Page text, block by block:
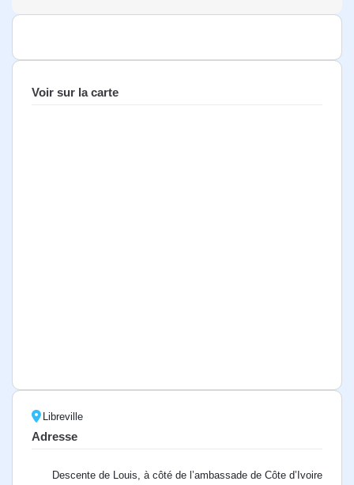
Voir sur la carte
Libreville
Adresse
Descente de Louis, à côté de l’ambassade de Côte d’Ivoire